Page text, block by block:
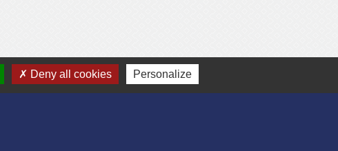
Deny all cookies Personalize